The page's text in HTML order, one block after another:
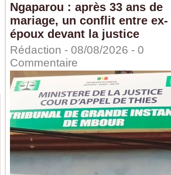
Ngaparou : après 33 ans de
mariage, un conflit entre ex-
époux devant la justice
Rédaction - 08/08/2026 - 0
Commentaire